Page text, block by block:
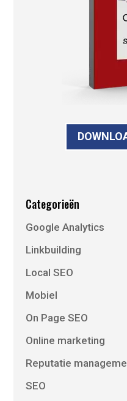
Categorieën
Google Analytics
Linkbuilding
Local SEO
Mobiel
On Page SEO
Online marketing
Reputatie
SEO